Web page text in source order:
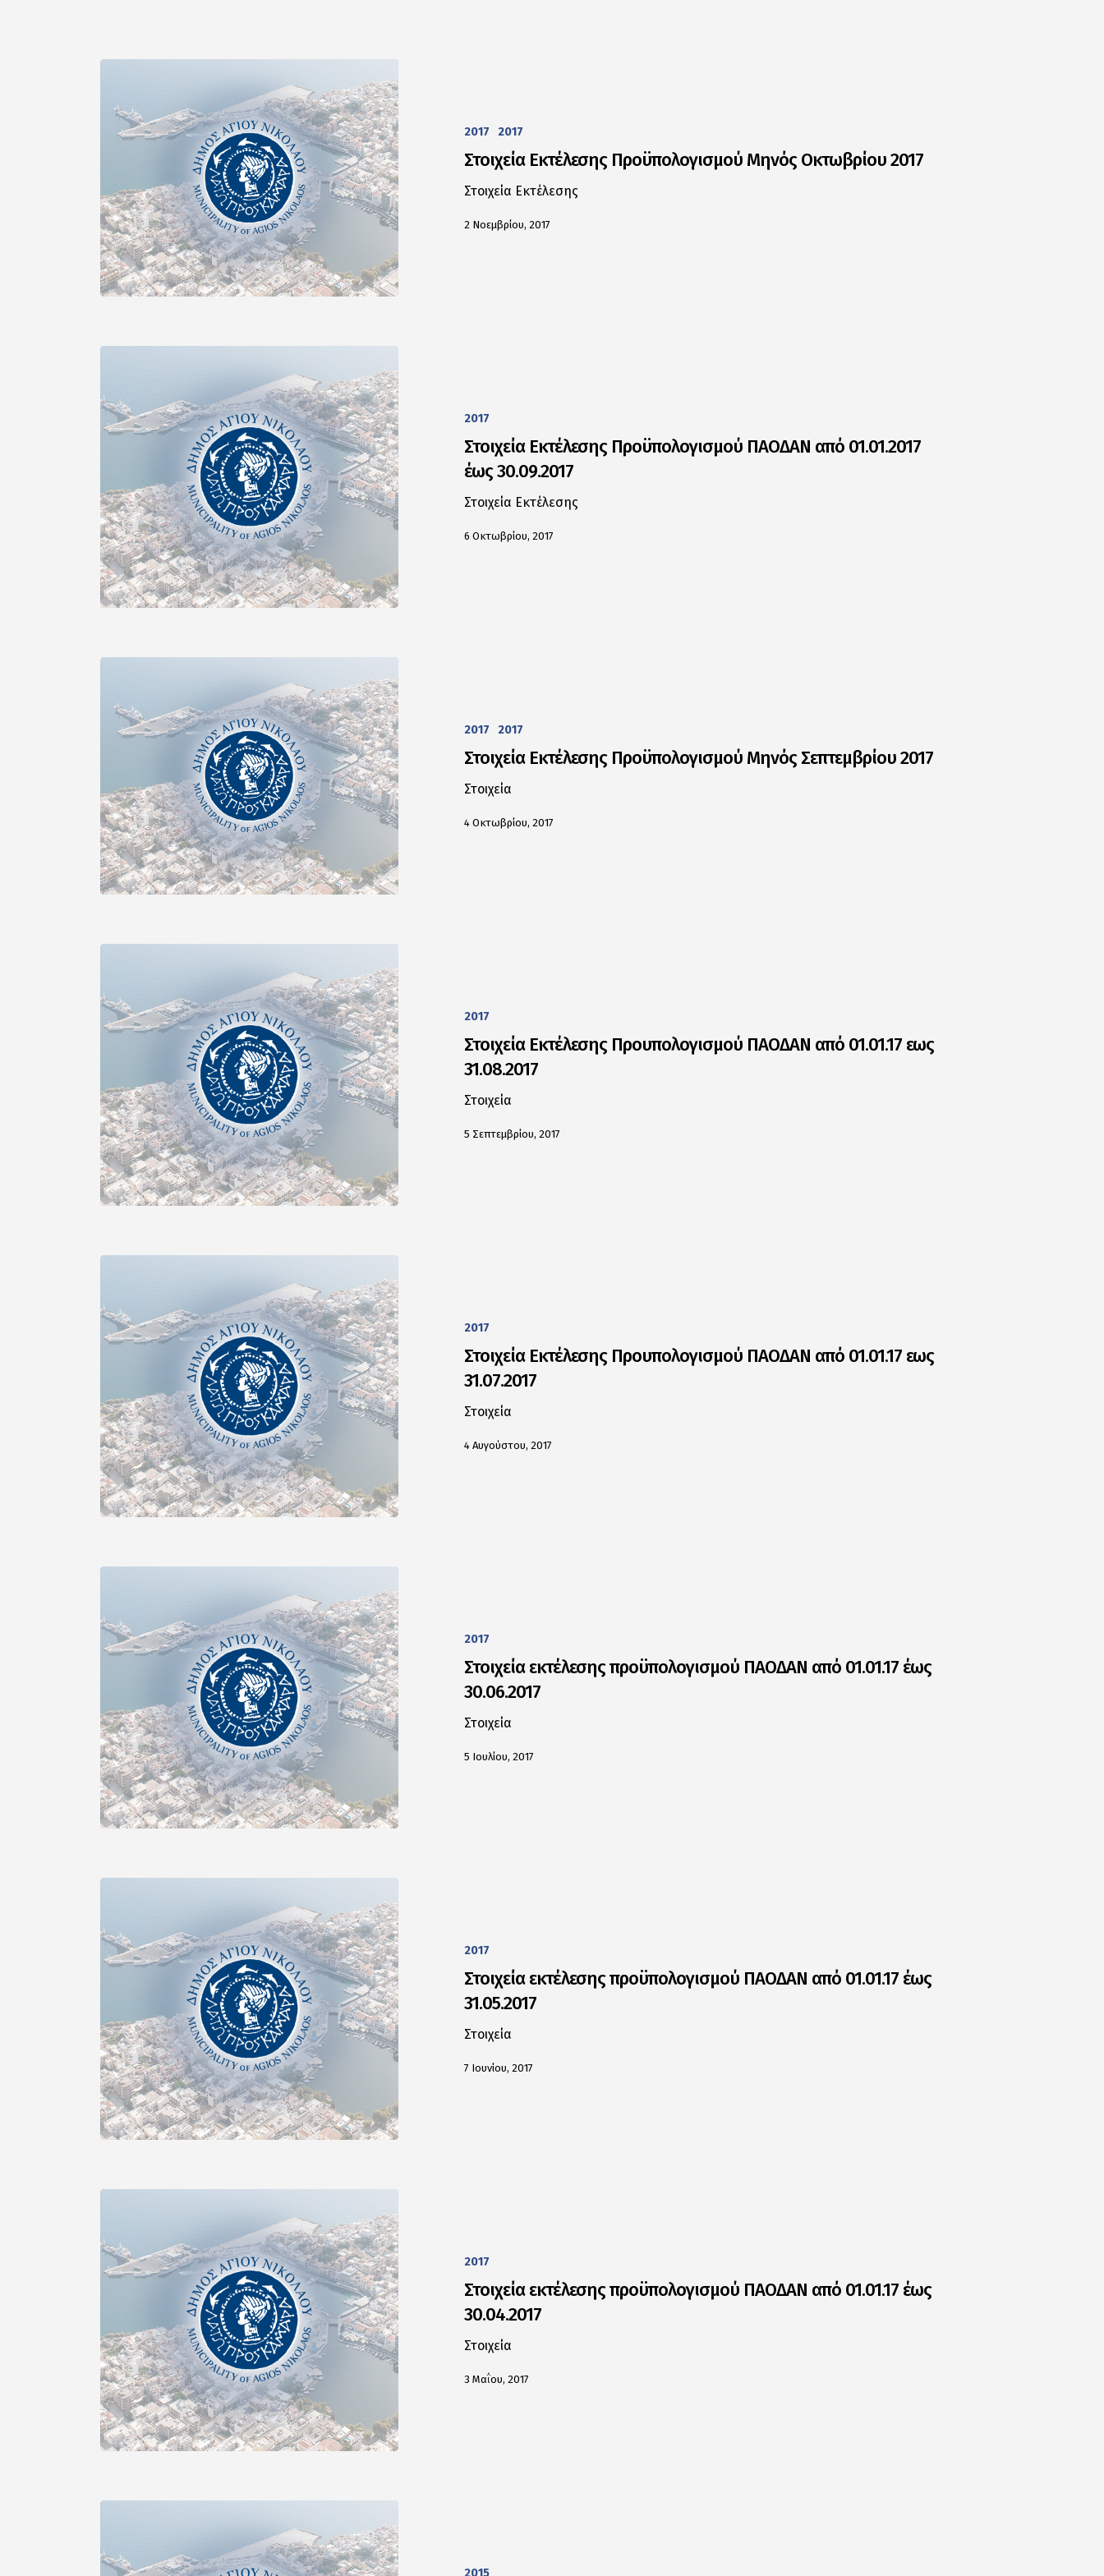
2017 2017
Στοιχεία Εκτέλεσης Προϋπολογισμού Μηνός Οκτωβρίου 2017
Στοιχεία Εκτέλεσης
2 Νοεμβρίου, 2017
2017
Στοιχεία Εκτέλεσης Προϋπολογισμού ΠΑΟΔΑΝ από 01.01.2017
έως 30.09.2017
Στοιχεία Εκτέλεσης
6 Οκτωβρίου, 2017
2017 2017
Στοιχεία Εκτέλεσης Προϋπολογισμού Μηνός Σεπτεμβρίου 2017
Στοιχεία
4 Οκτωβρίου, 2017
2017
Στοιχεία Εκτέλεσης Προυπολογισμού ΠΑΟΔΑΝ από 01.01.17 εως
31.08.2017
Στοιχεία
5 Σεπτεμβρίου, 2017
2017
Στοιχεία Εκτέλεσης Προυπολογισμού ΠΑΟΔΑΝ από 01.01.17 εως
31.07.2017
Στοιχεία
4 Αυγούστου, 2017
2017
Στοιχεία εκτέλεσης προϋπολογισμού ΠΑΟΔΑΝ από 01.01.17 έως
30.06.2017
Στοιχεία
5 Ιουλίου, 2017
2017
Στοιχεία εκτέλεσης προϋπολογισμού ΠΑΟΔΑΝ από 01.01.17 έως
31.05.2017
Στοιχεία
7 Ιουνίου, 2017
2017
Στοιχεία εκτέλεσης προϋπολογισμού ΠΑΟΔΑΝ από 01.01.17 έως
30.04.2017
Στοιχεία
3 Μαΐου, 2017
2015